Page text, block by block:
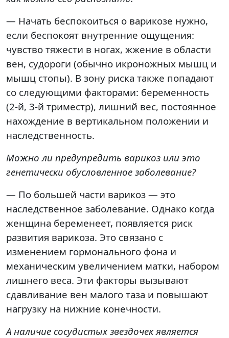
— Начать беспокоиться о варикозе нужно,
если беспокоят внутренние ощущения:
чувство тяжести в ногах, жжение в области
вен, судороги (обычно икроножных мышц и
мышц стопы). В зону риска также попадают
со следующими факторами: беременность
(2-й, 3-й триместр), лишний вес, постоянное
нахождение в вертикальном положении и
наследственность.
Можно ли предупредить варикоз или это
генетически обусловленное заболевание?
— По большей части варикоз — это
наследственное заболевание. Однако когда
женщина беременеет, появляется риск
развития варикоза. Это связано с
изменением гормонального фона и
механическим увеличением матки, набором
лишнего веса. Эти факторы вызывают
сдавливание вен малого таза и повышают
нагрузку на нижние конечности.
А наличие сосудистых звездочек является